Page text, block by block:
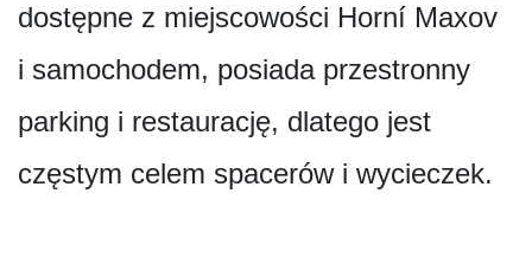
dostępne z miejscowości Horní Maxov
i samochodem, posiada przestronny
parking i restaurację, dlatego jest
częstym celem spacerów i wycieczek.